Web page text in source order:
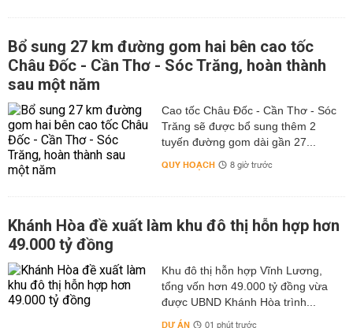
Bổ sung 27 km đường gom hai bên cao tốc
Châu Đốc - Cần Thơ - Sóc Trăng, hoàn thành
sau một năm
Cao tốc Châu Đốc - Cần Thơ - Sóc
Trăng sẽ được bổ sung thêm 2
tuyến đường gom dài gần 27...
QUY HOẠCH 8 giờ trước
Khánh Hòa đề xuất làm khu đô thị hỗn hợp hơn
49.000 tỷ đồng
Khu đô thị hỗn hợp Vĩnh Lương,
tổng vốn hơn 49.000 tỷ đồng vừa
được UBND Khánh Hòa trình...